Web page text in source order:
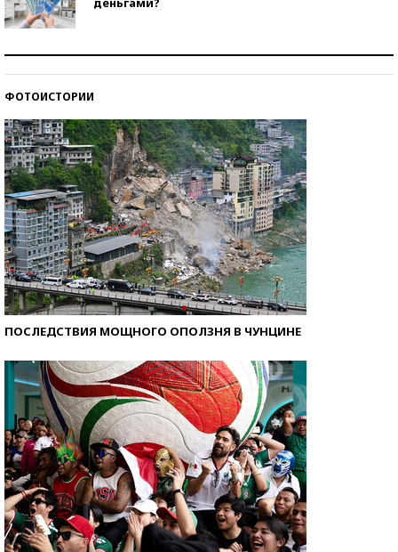
ФОТОИСТОРИИ
ПОСЛЕДСТВИЯ МОЩНОГО ОПОЛЗНЯ В ЧУНЦИНЕ